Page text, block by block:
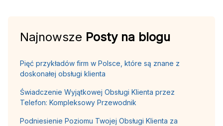
Najnowsze Posty na blogu
Pięć przykładów firm w Polsce, które są znane z
doskonałej obsługi klienta
Świadczenie Wyjątkowej Obsługi Klienta przez
Telefon: Kompleksowy Przewodnik
Podniesienie Poziomu Twojej Obsługi Klienta za